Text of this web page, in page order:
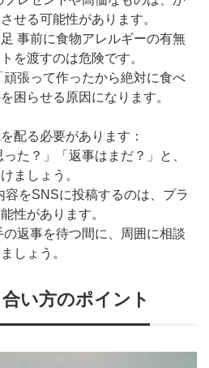
せる可能性があります。
事前に食物アレルギーの有無
を渡すのは危険です。
頑張って作ったから絶対に食べ
困らせる原因になります。
配る必要があります：
た？」「返事はまだ？」と、
ましょう。
容をSNSに投稿するのは、プラ
性があります。
の返事を待つ間に、周囲に相談
しょう。
い方のポイント